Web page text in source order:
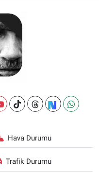
Hava Durumu
Trafik Durumu